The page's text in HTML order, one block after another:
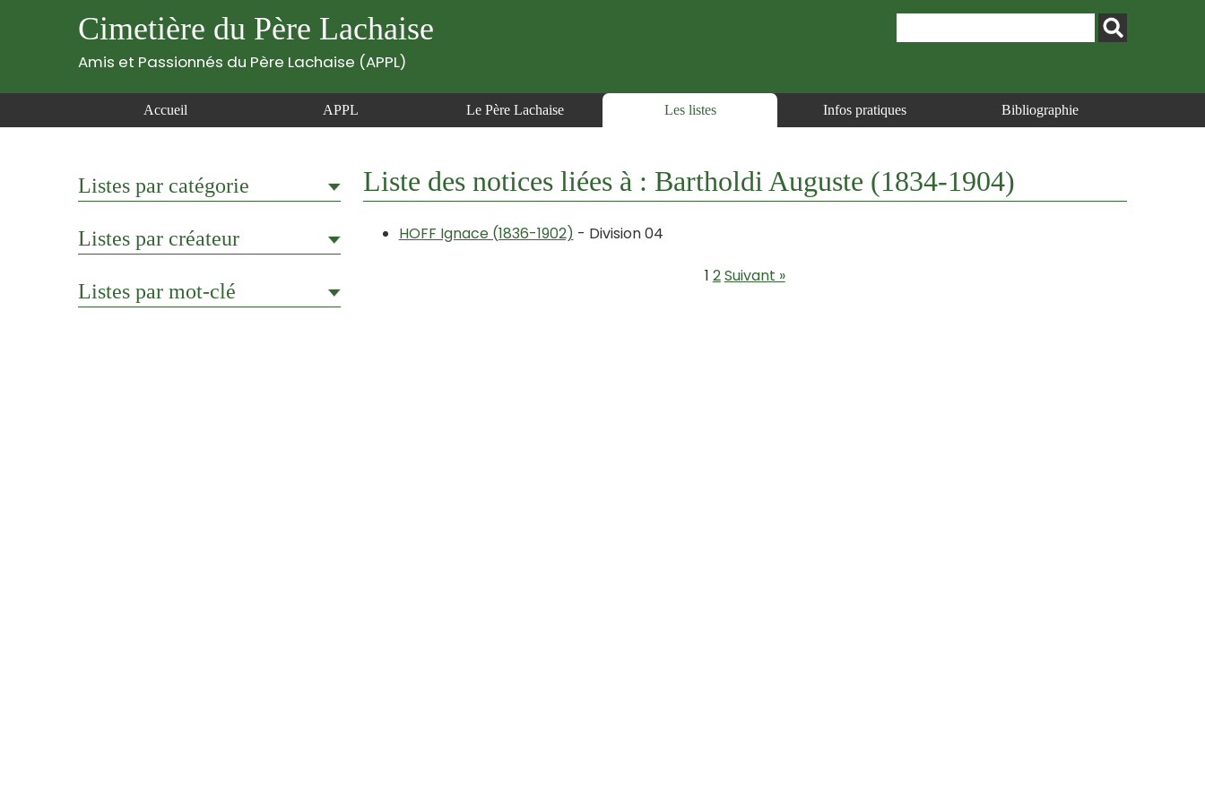
Cimetière du Père Lachaise
Amis et Passionnés du Père Lachaise (APPL)
Accueil APPL Le Père Lachaise Les listes Infos pratiques Bibliographie
Listes par catégorie
Listes par créateur
Listes par mot-clé
Liste des notices liées à : Bartholdi Auguste (1834-1904)
HOFF Ignace (1836-1902) - Division 04
1 2Suivant »